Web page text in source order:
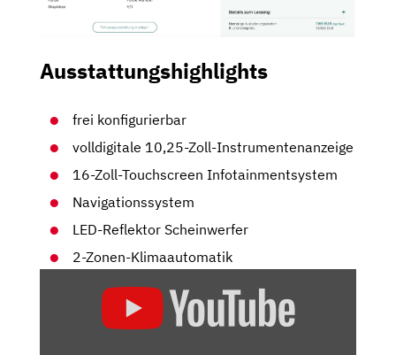
Ausstattungshighlights
frei konfigurierbar
volldigitale 10,25-Zoll-Instrumentenanzeige
16-Zoll-Touchscreen Infotainmentsystem
Navigationssystem
LED-Reflektor Scheinwerfer
2-Zonen-Klimaautomatik
COMPASS